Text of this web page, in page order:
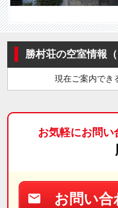
勝村荘の空室情報
現在ご案内でき
お気軽にお問い
お問い合